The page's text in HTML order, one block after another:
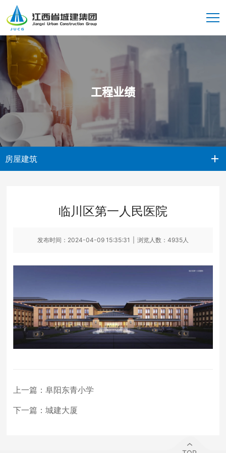
工程业绩
房屋建筑
临川区第一人民医院
发布时间：2024-04-09 15:35:31 浏览人数：4935人
上一篇：阜阳东青小学
下一篇：城建大厦